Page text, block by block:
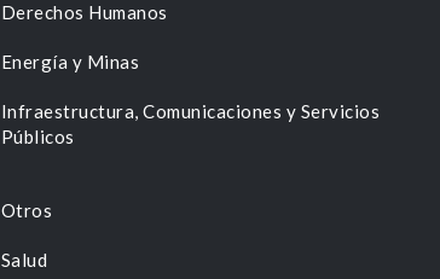
Derechos Humanos
Energía y Minas
Infraestructura, Comunicaciones y Servicios
Públicos
Otros
Salud